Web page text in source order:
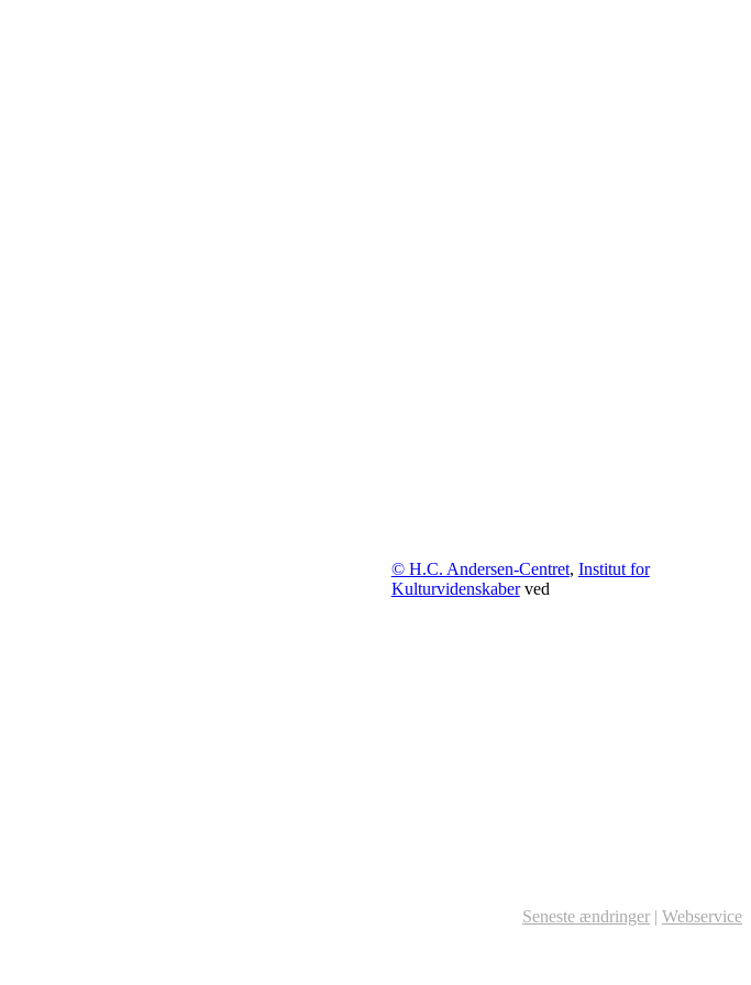
© H.C. Andersen-Centret, Institut for
Kulturvidenskaberved
Seneste ændringer | Webservice